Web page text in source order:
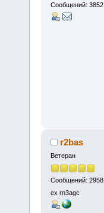
Сообщений: 3852
r2bas
Ветеран
Сообщений: 2958
ex rn3agc